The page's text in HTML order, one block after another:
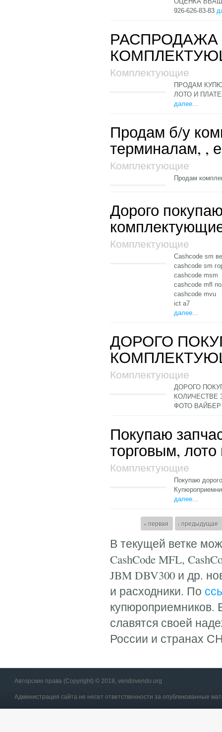
926-626-83-83
Комплектующие
ПРОДАМ
ЛОТО И
далее...
Продам б/у
терминалам, ,
Комплектующие
Продам
Дорого
Комплектующие
Cashcode sm
cashcode sm
cashcode msm
cashcode mfl
cashcode mvu
ict a7
далее...
ДОРОГО
Комплектующие
ДОРОГО
КОЛИЧЕСТВЕ
ФОТО
Покупаю
торговым, лото
Комплектующие
Покупаю
далее...
Страницы
« первая ‹ предыдущая
В текущей ветке
CashCode MFL,
JBM DBV300 и др.
и расходники. По
купюроприемников.
славятся своей
России и странах
Авторские права (Copyright) © 2018, vendovendo.org
Администрация сайта не несет ответственности за опубликованные